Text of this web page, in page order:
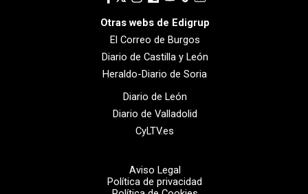
Otras webs de Edigrup
El Correo de Burgos
Diario de Castilla y León
Heraldo-Diario de Soria
Diario de León
Diario de Valladolid
CyLTV.es
Aviso Legal
Política de privacidad